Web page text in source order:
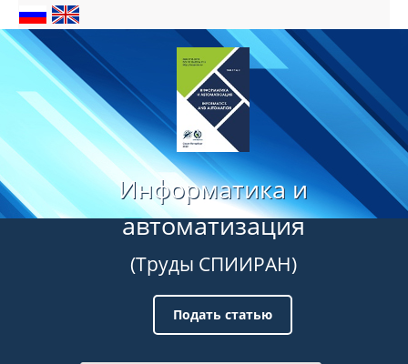
Информатика и
автоматизация
(Труды СПИИРАН)
Подать статью